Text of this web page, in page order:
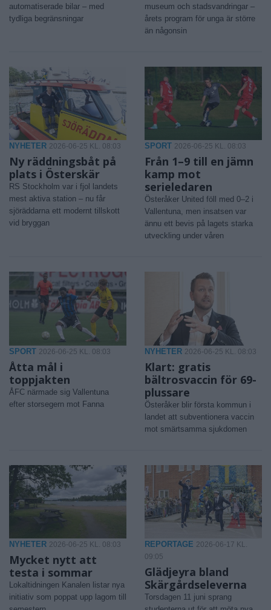
automatiserade bilar – med
tydliga begränsningar
museum och stadsvandringar –
årets program för unga är större
än någonsin
NYHETER 2026-06-25 KL. 08:03
Ny räddningsbåt på
plats i Österskär
RS Stockholm var i fjol landets
mest aktiva station – nu får
sjöräddarna ett modernt tillskott
vid bryggan
SPORT 2026-06-25 KL. 08:03
Från 1–9 till en jämn
kamp mot
serieledaren
Österåker United föll med 0–2 i
Vallentuna, men insatsen var
ännu ett bevis på lagets starka
utveckling under våren
SPORT 2026-06-25 KL. 08:03
Åtta mål i
toppjakten
ÅFC närmade sig Vallentuna
efter storsegern mot Fanna
NYHETER 2026-06-25 KL. 08:03
Klart: gratis
bältrosvaccin för 69-
plussare
Österåker blir första kommun i
landet att subventionera vaccin
mot smärtsamma sjukdomen
NYHETER 2026-06-25 KL. 08:03
Mycket nytt att
testa i sommar
Lokaltidningen Kanalen listar nya
initiativ som poppat upp lagom till
REPORTAGE 2026-06-17 KL.
09:05
Glädjeyra bland
Skärgårdseleverna
Torsdagen 11 juni sprang